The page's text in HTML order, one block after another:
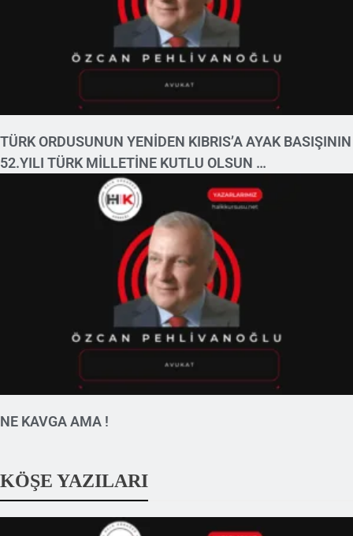
TÜRK ORDUSUNUN YENİDEN KIBRIS’A AYAK BASIŞININ
52.YILI TÜRK MİLLETİNE KUTLU OLSUN …
NE KAVGA AMA !
KÖŞE YAZILARI